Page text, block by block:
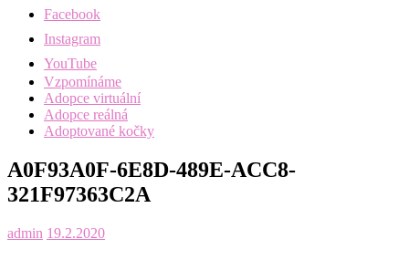
Facebook
Instagram
YouTube
Vzpomínáme
Adopce virtuální
Adopce reálná
Adoptované kočky
A0F93A0F-6E8D-489E-ACC8-
321F97363C2A
admin 19.2.2020